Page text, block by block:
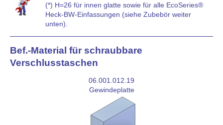
(*) H=26 für innen glatte sowie für alle EcoSeries®
Heck-BW-Einfassungen (siehe Zubebör weiter
unten).
Bef.-Material für schraubbare
Verschlusstaschen
06.001.012.19
Gewindeplatte